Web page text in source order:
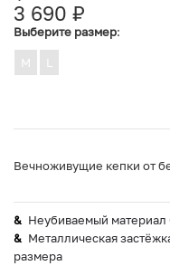
3 690 ₽
Выберите размер:
M
Вечноживущие кепки от
Неубиваемый материал
Металлическая
размера